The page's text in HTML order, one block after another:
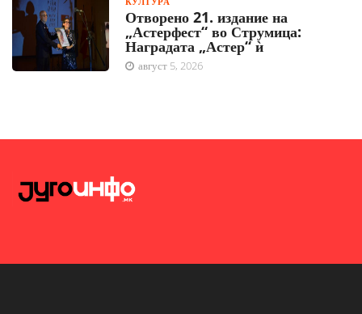
Отворено 21. издание на
„Астерфест“ во Струмица:
Наградата „Астер“ ѝ
август 5, 2026